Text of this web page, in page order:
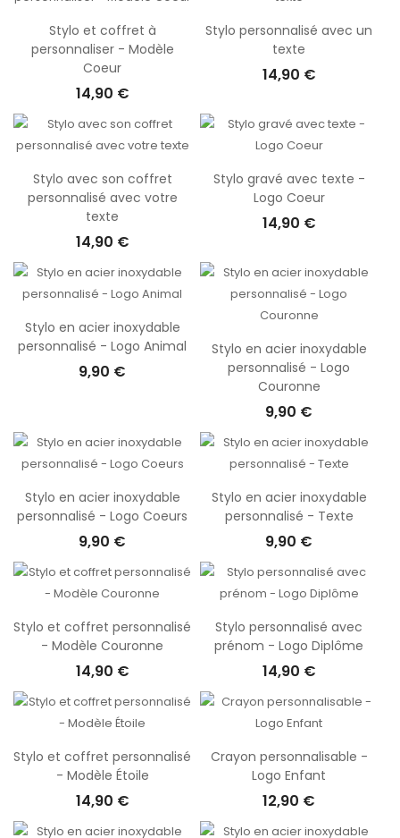
bureau à personnaliser est bien plus qu’un simple moyen
d’écrire sur du papier. Il peut s’utiliser de différentes manières
en fonction de vos besoins. Pour les grandes entreprises et
certains petits commerces, ils constituent un support
publicitaire parfait pour attirer les prospects et fidéliser la
clientèle. Chez les amoureux de l’écriture et les collectionneurs,
cet accessoire peut parfaitement s’utiliser comme objet de
décoration. L’usage du stylo personnalisé ne s’arrête pas là ! En
effet, il constitue également un souvenir gravé à vie ainsi qu’une
excellente idée cadeau pour vos amis, vos collègues de
bureau, vos professeurs, vos parents, votre amoureux…
Stylo et coffret à
personnaliser - Modèle
Coeur
14,90 €
Stylo personnalisé avec un
texte
14,90 €
Stylo avec son coffret
personnalisé avec votre
texte
14,90 €
Stylo gravé avec texte -
Logo Coeur
14,90 €
Stylo en acier inoxydable
personnalisé - Logo Animal
9,90 €
Stylo en acier inoxydable
personnalisé - Logo
Couronne
9,90 €
Stylo en acier inoxydable
personnalisé - Logo Coeurs
9,90 €
Stylo en acier inoxydable
personnalisé - Texte
9,90 €
Stylo et coffret personnalisé
- Modèle Couronne
14,90 €
Stylo personnalisé avec
prénom - Logo Diplôme
14,90 €
Stylo et coffret personnalisé
- Modèle Étoile
14,90 €
Crayon personnalisable -
Logo Enfant
12,90 €